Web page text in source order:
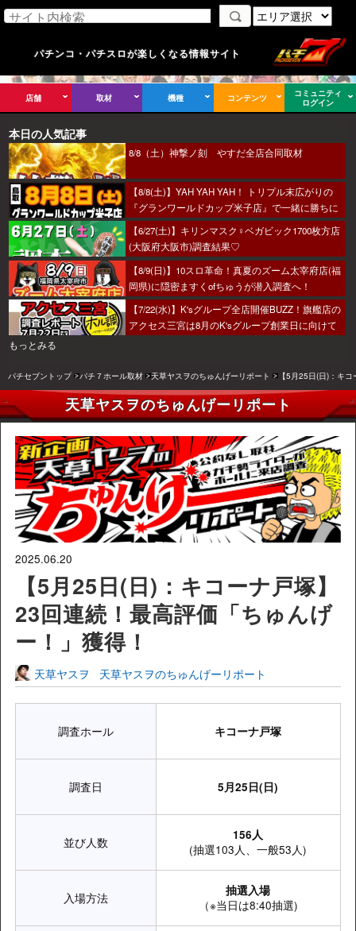
パチンコ・パチスロが楽しくなる情報サイト
店舗 取材 機種 コンテンツ
コミュニティ
ログイン
本日の人気記事
8/8（土）神撃ノ刻 やすだ全店合同取材
【8/8(土)】YAH YAH YAH！ トリプル末広がりの
『グランワールドカップ米子店』で一緒に勝ちに
行こうか～！
【6/27(土)】キリンマスク♀ベガビック1700枚方店
(大阪府大阪市)調査結果♡
【8/9(日)】10スロ革命！真夏のズーム太宰府店(福
岡県)に隠密ますくofちゅうが潜入調査へ！
【7/22(水)】K'sグループ全店開催BUZZ！旗艦店の
アクセス三宮は8月のK'sグループ創業日に向けて
もっとみる
パチセブントップ パチ７ホール取材 天草ヤスヲのちゅんげーリポート 【5月25日(日)：キ
天草ヤスヲのちゅんげーリポート
2025.06.20
【5月25日(日)：キコーナ戸塚】
23回連続！最高評価「ちゅんげ
ー！」獲得！
天草ヤスヲ 天草ヤスヲのちゅんげーリポート
調査ホール キコーナ戸塚
調査日 5月25日(日)
並び人数 156人
(抽選103人、一般53人)
入場方法 抽選入場
（※当日は8:40抽選)